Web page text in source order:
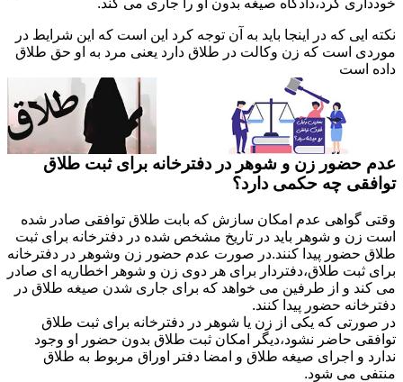
خودداری کرد،دادگاه صیغه بدون او را جاری می کند.
نکته ایی که در اینجا باید به آن توجه کرد این است که این شرایط در
موردی است که زن وکالت در طلاق دارد یعنی مرد به او حق طلاق
داده است
عدم حضور زن و شوهر در دفترخانه برای ثبت طلاق
توافقی چه حکمی دارد؟
وقتی گواهی عدم امکان سازش که بابت طلاق توافقی صادر شده
است زن و شوهر باید در تاریخ مشخص شده در دفترخانه برای ثبت
طلاق حضور پیدا کنند.در صورت عدم حضور زن وشوهر در دفترخانه
برای ثبت طلاق،دفتردار برای هر دوی زن و شوهر اخطاریه ای صادر
می کند و از طرفین می خواهد که برای جاری شدن صیغه طلاق در
دفترخانه حضور پیدا کنند.
در صورتی که یکی از زن یا شوهر در دفترخانه برای ثبت طلاق
توافقی حاضر نشود،دیگر امکان ثبت طلاق بدون حضور او وجود
ندارد و اجرای صیغه طلاق و امضا دفتر اوراق مربوط به طلاق
منتفی می شود.